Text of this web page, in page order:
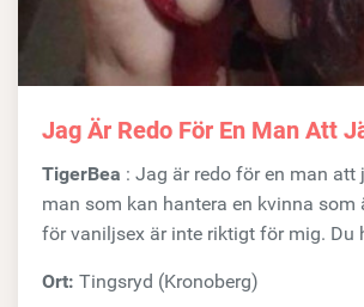
Jag Är Redo För En Man Att
TigerBea : Jag är redo för en man att
man som kan hantera en kvinna som
för vaniljsex är inte riktigt för mig. Du
Ort: Tingsryd (Kronoberg)